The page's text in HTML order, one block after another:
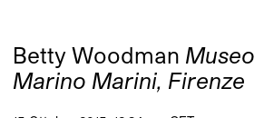
Betty Woodman Museo
Marino Marini, Firenze